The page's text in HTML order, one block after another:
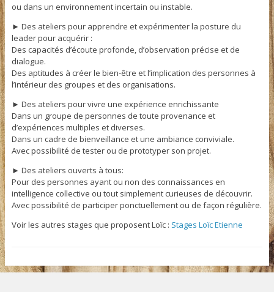
ou dans un environnement incertain ou instable.
► Des ateliers pour apprendre et expérimenter la posture du
leader pour acquérir :
Des capacités d’écoute profonde, d’observation précise et de
dialogue.
Des aptitudes à créer le bien-être et l’implication des personnes à
l’intérieur des groupes et des organisations.
► Des ateliers pour vivre une expérience enrichissante
Dans un groupe de personnes de toute provenance et
d’expériences multiples et diverses.
Dans un cadre de bienveillance et une ambiance conviviale.
Avec possibilité de tester ou de prototyper son projet.
► Des ateliers ouverts à tous:
Pour des personnes ayant ou non des connaissances en
intelligence collective ou tout simplement curieuses de découvrir.
Avec possibilité de participer ponctuellement ou de façon régulière.
Voir les autres stages que proposent Loïc : Stages Loïc Etienne